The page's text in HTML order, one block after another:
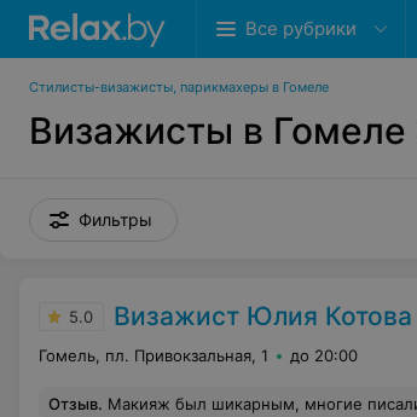
Все рубрики
Стилисты-визажисты, парикмахеры в Гомеле
Визажисты в Гомеле
Фильтры
5.0 Визажист Юлия Котова
Гомель, пл. Привокзальная, 1 до 20:00
Отзыв. Макияж был шикарным, многие писали что выгляжу дорого, статусно, эффектно - прям по Кардашьянски(такой и была